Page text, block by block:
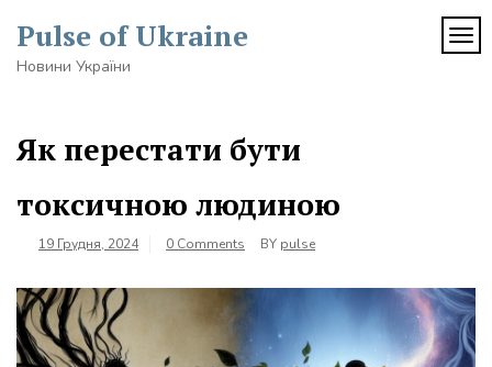
content
Pulse of Ukraine
Новини України
Як перестати бути
токсичною людиною
19 Грудня, 2024 0 Comments BY pulse